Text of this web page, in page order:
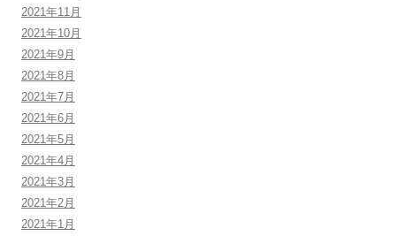
2021年11月
2021年10月
2021年9月
2021年8月
2021年7月
2021年6月
2021年5月
2021年4月
2021年3月
2021年2月
2021年1月